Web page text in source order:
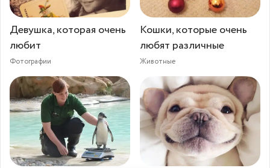
Девушка, которая очень
любит
Фотографии
Кошки, которые очень
любят различные
Животные